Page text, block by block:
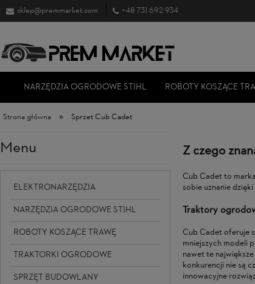
sklep@premmarket.com +48 731 692 934
NARZĘDZIA OGRODOWE STIHL ROBOTY KOSZĄCE
Strona główna » Sprzet Cub Cadet
Menu
ELEKTRONARZĘDZIA
NARZĘDZIA OGRODOWE STIHL
ROBOTY KOSZĄCE TRAWĘ
TRAKTORKI OGRODOWE
SPRZĘT BUDOWLANY
Z czego
Cub Cadet to
sobie uznanie
Traktory
Cub Cadet oferuje
mniejszych modeli
nawet te
konkurencji nie są
innowacyjne